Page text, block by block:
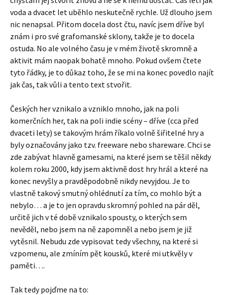
voda a dvacet let uběhlo neskutečně rychle. Už dlouho jsem
nic nenapsal. Přitom docela dost čtu, navíc jsem dříve byl
znám i pro své grafomanské sklony, takže je to docela
ostuda. No ale volného času je v mém životě skromně a
aktivit mám naopak bohatě mnoho. Pokud ovšem čtete
tyto řádky, je to důkaz toho, že se mi na konec povedlo najít
jak čas, tak vůli a tento text stvořit.
Českých her vznikalo a vzniklo mnoho, jak na poli
komerčních her, tak na poli indie scény – dříve (cca před
dvaceti lety) se takovým hrám říkalo volně šiřitelné hry a
byly označovány jako tzv. freeware nebo shareware. Chci se
zde zabývat hlavně gamesami, na které jsem se těšil někdy
kolem roku 2000, kdy jsem aktivně dost hry hrál a které na
konec nevyšly a pravděpodobně nikdy nevyjdou. Je to
vlastně takový smutný ohlédnutí za tím, co mohlo být a
nebylo… a je to jen opravdu skromný pohled na pár děl,
určitě jich v té době vznikalo spousty, o kterých sem
nevěděl, nebo jsem na ně zapomněl a nebo jsem je již
vytěsnil. Nebudu zde vypisovat tedy všechny, na které si
vzpomenu, ale zmíním pět kousků, které mi utkvěly v
paměti….
Tak tedy pojďme na to: